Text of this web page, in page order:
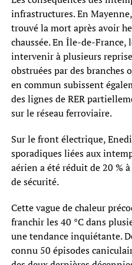
infrastructures. En
trouvé la mort après avoir
chaussée. En Île-de-France,
intervenir à plusieurs
obstruées par des branches
en commun subissent
des lignes de RER
sur le réseau ferroviaire.
Sur le front électrique,
sporadiques liées aux
aérien a été réduit de 20 %
de sécurité.
Cette vague de chaleur
franchir les 40 °C dans
une tendance inquiétante.
connu 50 épisodes